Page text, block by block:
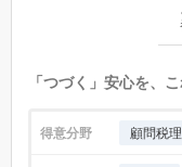
「つづく」安心を、こ
得意分野 顧問税